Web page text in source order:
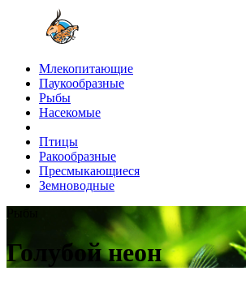
Млекопитающие
Паукообразные
Рыбы
Насекомые
Птицы
Ракообразные
Пресмыкающиеся
Земноводные
Голубой неон